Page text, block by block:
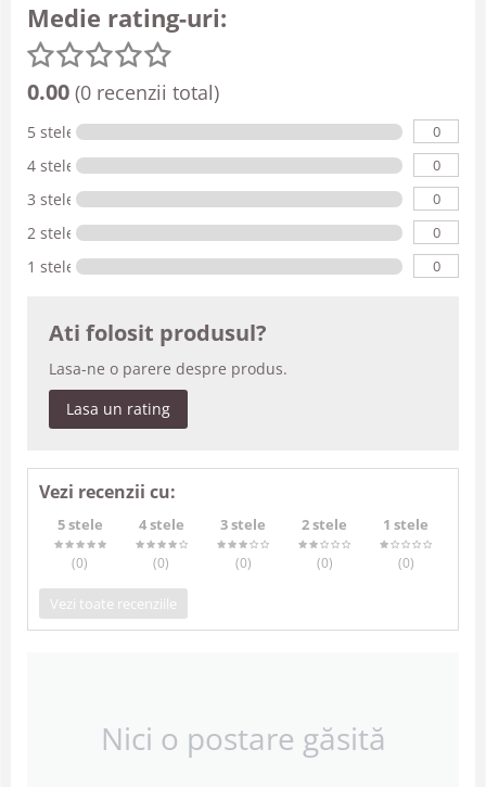
Medie rating-uri:
0.00 (0 recenzii total)
5 stele 0
4 stele 0
3 stele 0
2 stele 0
1 stele 0
Ati folosit produsul?
Lasa-ne o parere despre produs.
Lasa un rating
Vezi recenzii cu:
5 stele
(0)
4 stele
(0)
3 stele
(0)
2 stele
(0)
1 stele
(0)
Vezi toate recenziile
Nici o postare găsită